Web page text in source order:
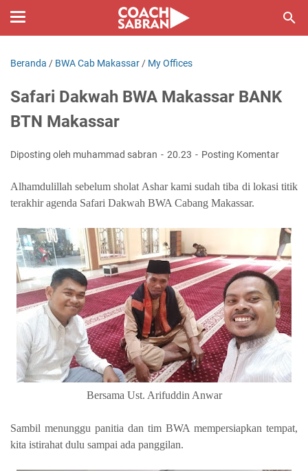
Beranda / BWA Cab Makassar / My Offices
Safari Dakwah BWA Makassar BANK
BTN Makassar
Diposting oleh muhammad sabran 20.23 Posting Komentar
Alhamdulillah sebelum sholat Ashar kami sudah tiba di lokasi titik
terakhir agenda Safari Dakwah BWA Cabang Makassar.
Bersama Ust. Arifuddin Anwar
Sambil menunggu panitia dan tim BWA mempersiapkan tempat,
kita istirahat dulu sampai ada panggilan.